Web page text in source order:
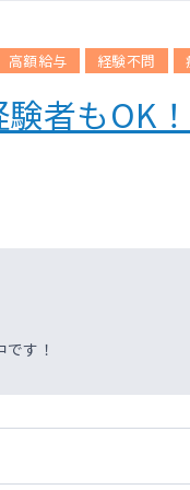
高額給与 経験不問
者もOK
す！